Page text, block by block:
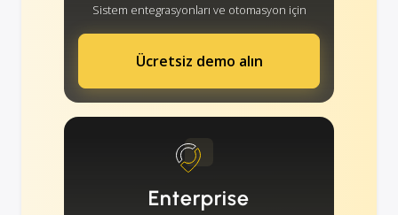
Sistem entegrasyonları ve otomasyon için
Ücretsiz demo alın
Enterprise